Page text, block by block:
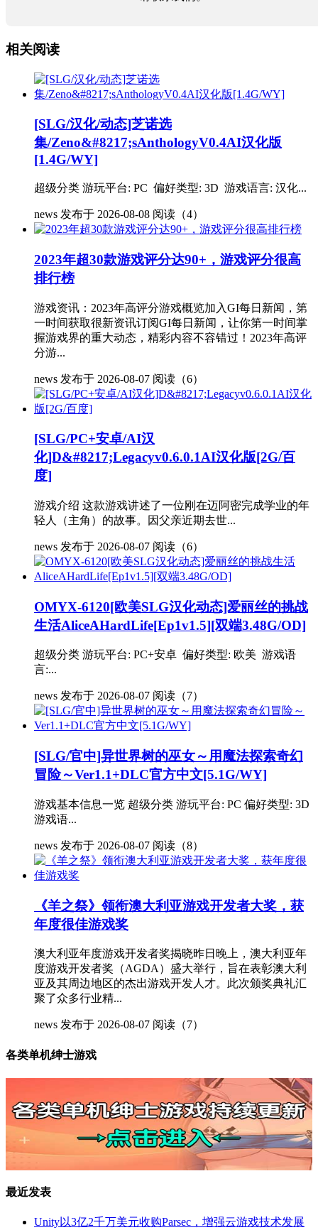
相关阅读
[SLG/汉化/动态]芝诺选
集/Zeno&#8217;sAnthologyV0.4AI汉化版
[1.4G/WY]
超级分类 游玩平台: PC 偏好类型: 3D 游戏语言: 汉化...
news 发布于 2026-08-08 阅读（4）
2023年超30款游戏评分达90+，游戏评分很高
排行榜
游戏资讯：2023年高评分游戏概览加入GI每日新闻，第
一时间获取很新资讯订阅GI每日新闻，让你第一时间掌
握游戏界的重大动态，精彩内容不容错过！2023年高评
分游...
news 发布于 2026-08-07 阅读（6）
[SLG/PC+安卓/AI汉
化]D&#8217;Legacyv0.6.0.1AI汉化版[2G/百
度]
游戏介绍 这款游戏讲述了一位刚在迈阿密完成学业的年
轻人（主角）的故事。因父亲近期去世...
news 发布于 2026-08-07 阅读（6）
OMYX-6120[欧美SLG汉化动态]爱丽丝的挑战
生活AliceAHardLife[Ep1v1.5][双端3.48G/OD]
超级分类 游玩平台: PC+安卓 偏好类型: 欧美 游戏语
言:...
news 发布于 2026-08-07 阅读（7）
[SLG/官中]异世界树的巫女～用魔法探索奇幻
冒险～Ver1.1+DLC官方中文[5.1G/WY]
游戏基本信息一览 超级分类 游玩平台: PC 偏好类型: 3D
游戏语...
news 发布于 2026-08-07 阅读（8）
《羊之祭》领衔澳大利亚游戏开发者大奖，获
年度很佳游戏奖
澳大利亚年度游戏开发者奖揭晓昨日晚上，澳大利亚年
度游戏开发者奖（AGDA）盛大举行，旨在表彰澳大利
亚及其周边地区的杰出游戏开发人才。此次颁奖典礼汇
聚了众多行业精...
news 发布于 2026-08-07 阅读（7）
各类单机绅士游戏
最近发表
Unity以3亿2千万美元收购Parsec，增强云游戏技术发展